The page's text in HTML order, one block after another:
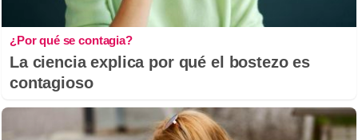
¿Por qué se contagia?
La ciencia explica por qué el bostezo es
contagioso